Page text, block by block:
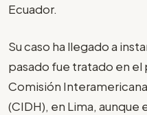
Ecuador.
Su caso ha llegado a
pasado fue tratado en
Comisión
(CIDH), en Lima,